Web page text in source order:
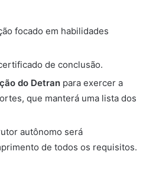
focado em habilidades
de conclusão.
do Detran para exercer a
que manterá uma lista dos
autônomo será
de todos os requisitos.